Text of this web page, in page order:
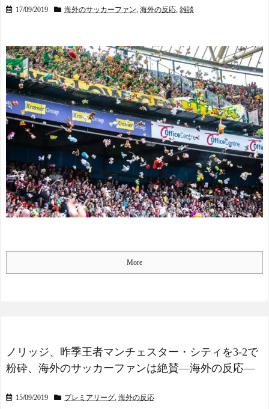
`） NEW!
ップリングらしい…」 - 海
外の万国反応記 NEW!
【激震】韓国人「韓国サ
ッカー協会、W杯・五輪で
複数回の性接待を行い審判
を買収していたことが発
覚…（ﾌﾞﾙﾌﾞﾙ」＝韓国の反
応
NEW!
ほしのあき49歳、ミニ丈
ワンピ姿にネット衝撃...
本田圭佑のW杯と移民問
題に関する投稿に批判殺到
「問題発言だとわからない
のか？」「ネタにするな」
釈明も火に油
的快挙！中国人「恐ろしす
ぎる」「人間にこんなこと
ーで例えるなら…」【海外
の反応】
Powered by livedoor 相互RS
S
17/09/2019 海外のサッカーファン, 海外の反応, 雑談
More
ノリッジ、昨季王者マンチェスター・シティを3-2で
粉砕、海外のサッカーファンは絶賛―海外の反応―
15/09/2019 プレミアリーグ, 海外の反応